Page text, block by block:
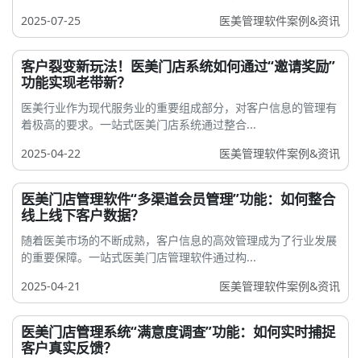
2025-07-25
医美管理软件案例&资讯
客户裂变新玩法！医美门店系统如何通过“邀请奖励”
功能实现老带新？
医美行业作为现代服务业的重要组成部分，对客户信息的管理有
着极高的要求。一站式医美门店系统通过整合...
2025-04-22
医美管理软件案例&资讯
医美门店管理软件“多渠道会员管理”功能：如何整合
线上线下客户数据？
随着医美市场的不断成熟，客户信息的高效管理成为了行业发展
的重要保障。一站式医美门店管理软件通过构...
2025-04-21
医美管理软件案例&资讯
医美门店管理系统“满意度调查”功能：如何实时捕捉
客户真实反馈？